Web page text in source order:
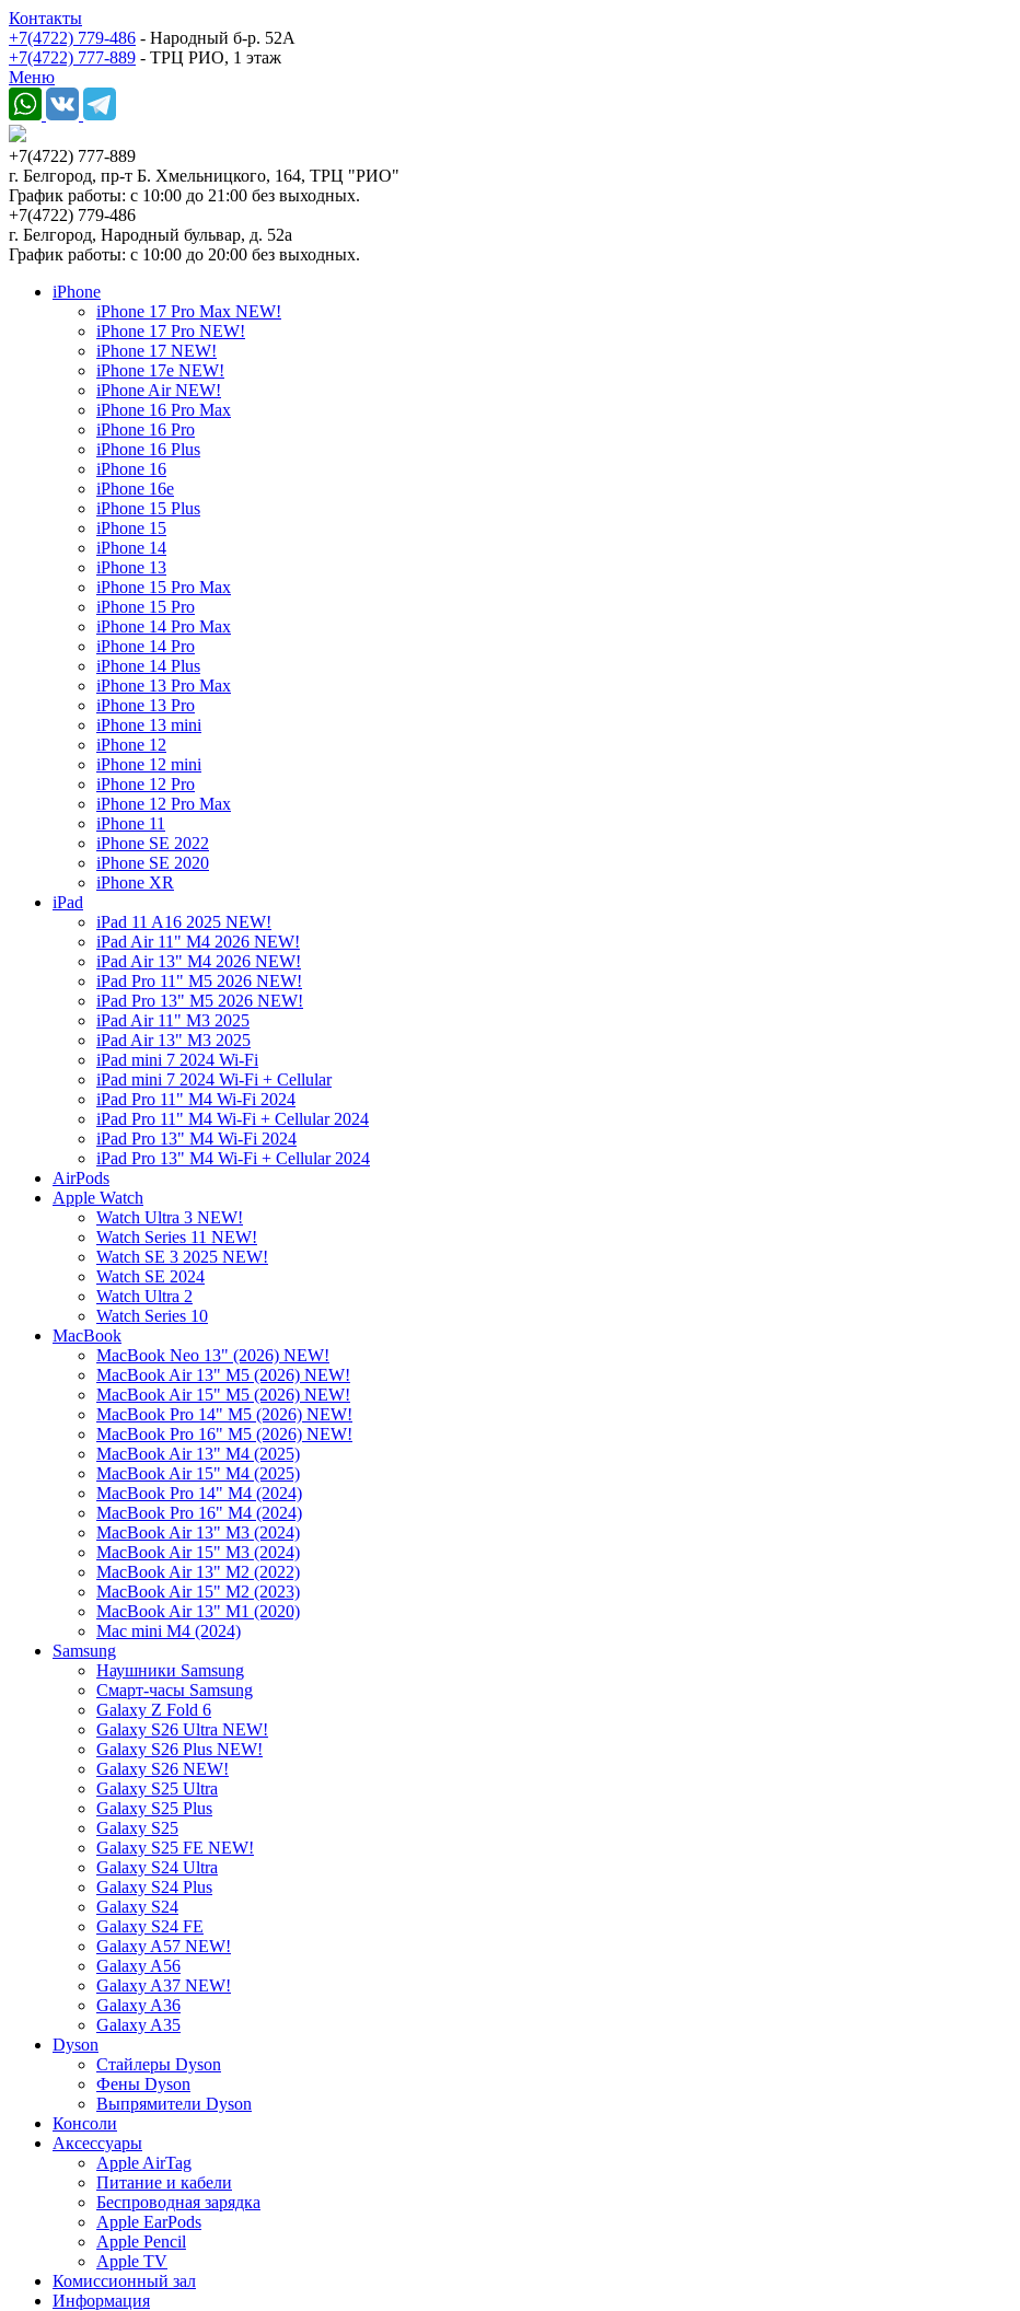
Контакты
+7(4722) 779-486 - Народный б-р. 52А
+7(4722) 777-889 - ТРЦ РИО, 1 этаж
Меню
+7(4722) 777-889
г. Белгород, пр-т Б. Хмельницкого, 164, ТРЦ "РИО"
График работы: с 10:00 до 21:00 без выходных.
+7(4722) 779-486
г. Белгород, Народный бульвар, д. 52а
График работы: с 10:00 до 20:00 без выходных.
iPhone
iPhone 17 Pro Max NEW!
iPhone 17 Pro NEW!
iPhone 17 NEW!
iPhone 17e NEW!
iPhone Air NEW!
iPhone 16 Pro Max
iPhone 16 Pro
iPhone 16 Plus
iPhone 16
iPhone 16e
iPhone 15 Plus
iPhone 15
iPhone 14
iPhone 13
iPhone 15 Pro Max
iPhone 15 Pro
iPhone 14 Pro Max
iPhone 14 Pro
iPhone 14 Plus
iPhone 13 Pro Max
iPhone 13 Pro
iPhone 13 mini
iPhone 12
iPhone 12 mini
iPhone 12 Pro
iPhone 12 Pro Max
iPhone 11
iPhone SE 2022
iPhone SE 2020
iPhone XR
iPad
iPad 11 A16 2025 NEW!
iPad Air 11" M4 2026 NEW!
iPad Air 13" M4 2026 NEW!
iPad Pro 11" M5 2026 NEW!
iPad Pro 13" M5 2026 NEW!
iPad Air 11" M3 2025
iPad Air 13" M3 2025
iPad mini 7 2024 Wi-Fi
iPad mini 7 2024 Wi-Fi + Cellular
iPad Pro 11" M4 Wi-Fi 2024
iPad Pro 11" M4 Wi-Fi + Cellular 2024
iPad Pro 13" M4 Wi-Fi 2024
iPad Pro 13" M4 Wi-Fi + Cellular 2024
AirPods
Apple Watch
Watch Ultra 3 NEW!
Watch Series 11 NEW!
Watch SE 3 2025 NEW!
Watch SE 2024
Watch Ultra 2
Watch Series 10
MacBook
MacBook Neo 13" (2026) NEW!
MacBook Air 13" M5 (2026) NEW!
MacBook Air 15" M5 (2026) NEW!
MacBook Pro 14" M5 (2026) NEW!
MacBook Pro 16" M5 (2026) NEW!
MacBook Air 13" M4 (2025)
MacBook Air 15" M4 (2025)
MacBook Pro 14" M4 (2024)
MacBook Pro 16" M4 (2024)
MacBook Air 13" M3 (2024)
MacBook Air 15" M3 (2024)
MacBook Air 13" M2 (2022)
MacBook Air 15" M2 (2023)
MacBook Air 13" M1 (2020)
Mac mini M4 (2024)
Samsung
Наушники Samsung
Смарт-часы Samsung
Galaxy Z Fold 6
Galaxy S26 Ultra NEW!
Galaxy S26 Plus NEW!
Galaxy S26 NEW!
Galaxy S25 Ultra
Galaxy S25 Plus
Galaxy S25
Galaxy S25 FE NEW!
Galaxy S24 Ultra
Galaxy S24 Plus
Galaxy S24
Galaxy S24 FE
Galaxy A57 NEW!
Galaxy A56
Galaxy A37 NEW!
Galaxy A36
Galaxy A35
Dyson
Стайлеры Dyson
Фены Dyson
Выпрямители Dyson
Консоли
Аксессуары
Apple AirTag
Питание и кабели
Беспроводная зарядка
Apple EarPods
Apple Pencil
Apple TV
Комиссионный зал
Информация